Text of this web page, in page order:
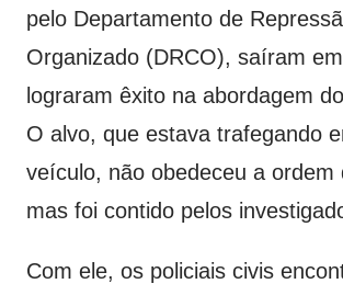
pelo Departamento de
Organizado (DRCO), saíram
lograram êxito na abordagem
O alvo, que estava trafegando
veículo, não obedeceu a ordem
mas foi contido pelos
Com ele, os policiais civis